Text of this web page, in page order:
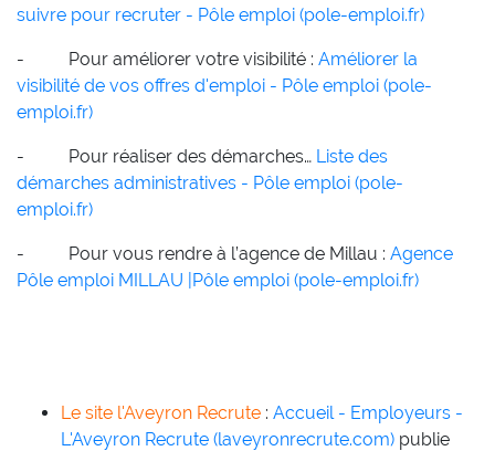
suivre pour recruter - Pôle emploi (pole-emploi.fr)
- Pour améliorer votre visibilité : Améliorer la
visibilité de vos offres d'emploi - Pôle emploi (pole-
emploi.fr)
- Pour réaliser des démarches… Liste des
démarches administratives - Pôle emploi (pole-
emploi.fr)
- Pour vous rendre à l’agence de Millau : Agence
Pôle emploi MILLAU |Pôle emploi (pole-emploi.fr)
Le site l'Aveyron Recrute : Accueil - Employeurs -
L'Aveyron Recrute (laveyronrecrute.com) publie